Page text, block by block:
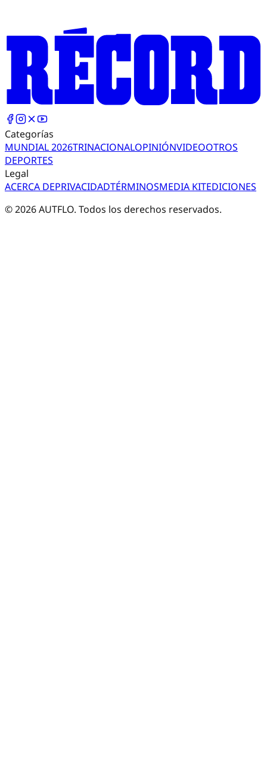
Categorías
MUNDIAL 2026TRINACIONALOPINIÓNVIDEOOTROS
DEPORTES
Legal
ACERCA DEPRIVACIDADTÉRMINOSMEDIA KITEDICIONES
©2026AUTFLO. Todos los derechos reservados.